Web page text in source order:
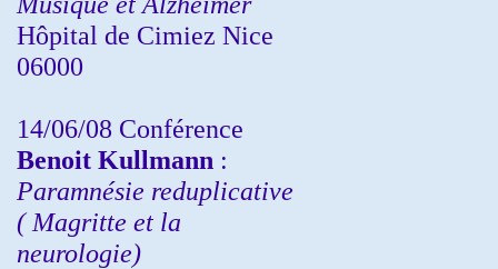
Hôpital de Cimiez Nice
06000
14/06/08 Conférence
Benoit Kullmann :
Paramnésie reduplicative
( Magritte et la
neurologie)